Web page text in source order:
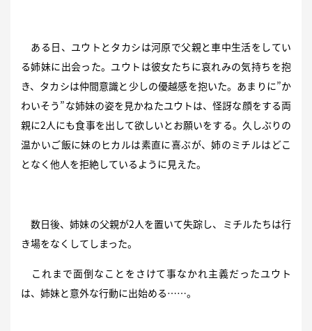
ある日、ユウトとタカシは河原で父親と車中生活をしてい
る姉妹に出会った。ユウトは彼女たちに哀れみの気持ちを抱
き、タカシは仲間意識と少しの優越感を抱いた。あまりに”か
わいそう”な姉妹の姿を見かねたユウトは、怪訝な顔をする両
親に2人にも食事を出して欲しいとお願いをする。久しぶりの
温かいご飯に妹のヒカルは素直に喜ぶが、姉のミチルはどこ
となく他人を拒絶しているように見えた。
数日後、姉妹の父親が2人を置いて失踪し、ミチルたちは行
き場をなくしてしまった。
これまで面倒なことをさけて事なかれ主義だったユウト
は、姉妹と意外な行動に出始める……。